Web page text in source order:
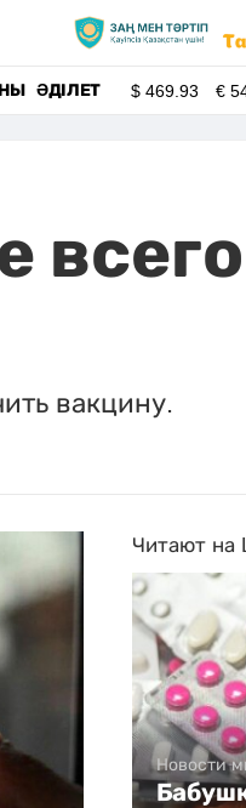
ӘДІЛЕТ $469.93 €
вакцину.
Читают на
Новости